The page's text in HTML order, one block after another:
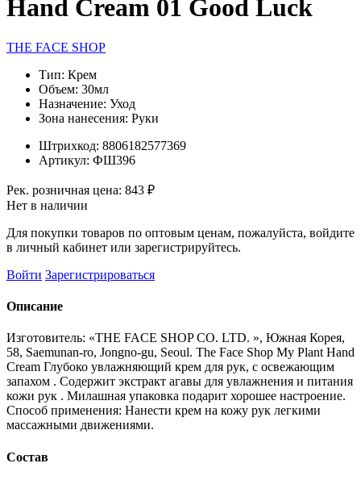
Hand Cream 01 Good Luck
THE FACE SHOP
Тип: Крем
Объем: 30мл
Назначение: Уход
Зона нанесения: Руки
Штрихкод: 8806182577369
Артикул: ФШ396
Рек. розничная цена: 843 ₽
Нет в наличии
Для покупки товаров по оптовым ценам, пожалуйста, войдите
в личный кабинет или зарегистрируйтесь.
Войти Зарегистрироваться
Описание
Изготовитель: «THE FACE SHOP CO. LTD. », Южная Корея,
58, Saemunan-ro, Jongno-gu, Seoul. The Face Shop My Plant Hand
Cream Глубоко увлажняющий крем для рук, с освежающим
запахом . Содержит экстракт агавы для увлажнения и питания
кожи рук . Милашная упаковка подарит хорошее настроение.
Способ применения: Нанести крем на кожу рук легкими
массажными движениями.
Состав